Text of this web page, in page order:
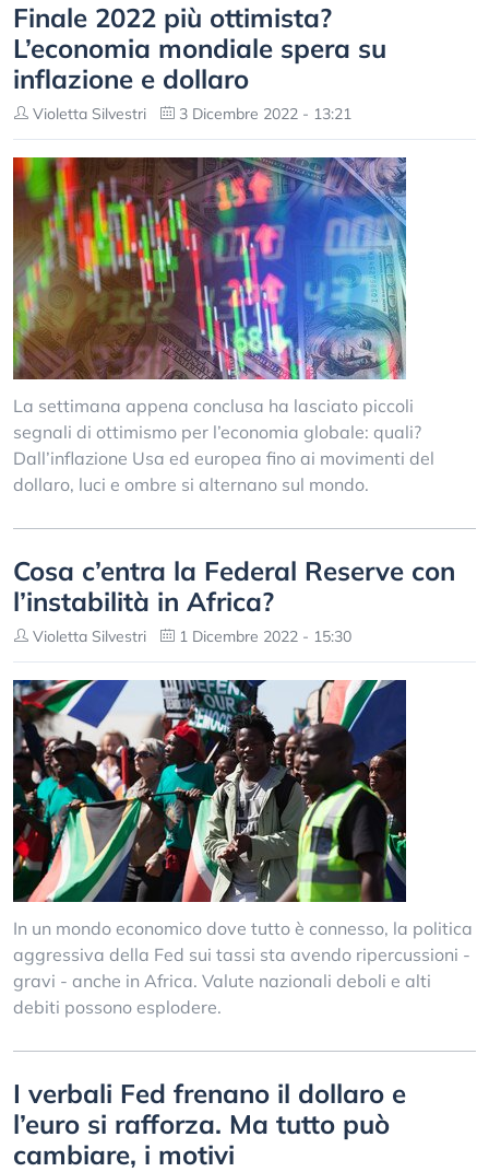
Finale 2022 più ottimista?
L’economia mondiale spera su
inflazione e dollaro
Violetta Silvestri 3 Dicembre 2022 - 13:21
La settimana appena conclusa ha lasciato piccoli
segnali di ottimismo per l’economia globale: quali?
Dall’inflazione Usa ed europea fino ai movimenti del
dollaro, luci e ombre si alternano sul mondo.
Cosa c’entra la Federal Reserve con
l’instabilità in Africa?
Violetta Silvestri 1 Dicembre 2022 - 15:30
In un mondo economico dove tutto è connesso, la politica
aggressiva della Fed sui tassi sta avendo ripercussioni -
gravi - anche in Africa. Valute nazionali deboli e alti
debiti possono esplodere.
I verbali Fed frenano il dollaro e
l’euro si rafforza. Ma tutto può
cambiare, i motivi